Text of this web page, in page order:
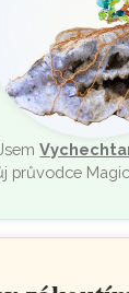
průvodce